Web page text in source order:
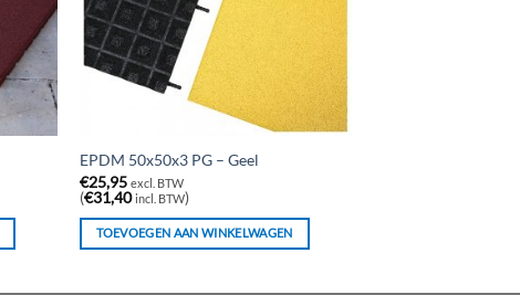
EPDM 50x50x3 PG – Geel
€25,95 excl. BTW
(€31,40 incl. BTW)
TOEVOEGEN AAN WINKELWAGEN